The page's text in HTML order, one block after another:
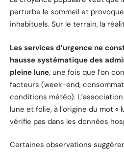
perturbe le sommeil et
inhabituels. Sur le terrain, la
Les services d’urgence ne
hausse systématique des
pleine lune, une fois que l’on
facteurs (week-end,
conditions météo).
lune et folie, à l’origine du mot «
vérifie pas dans les données
Certaines observations